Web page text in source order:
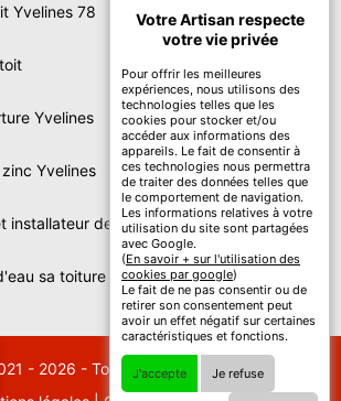
Yvelines 78
Yvelines
Yvelines
installateur de fenetre de toit Yvelines
sa toiture Yvelines
- 2026 - Tout droit réservé
Votre Artisan respecte
votre vie privée
Pour offrir les meilleures
expériences, nous utilisons des
technologies telles que les
cookies pour stocker et/ou
accéder aux informations des
appareils. Le fait de consentir à
ces technologies nous permettra
de traiter des données telles que
le comportement de navigation.
Les informations relatives à votre
utilisation du site sont partagées
avec Google.
(En savoir + sur l'utilisation des
cookies par google)
Le fait de ne pas consentir ou de
retirer son consentement peut
avoir un effet négatif sur certaines
caractéristiques et fonctions.
J'accepte Je refuse